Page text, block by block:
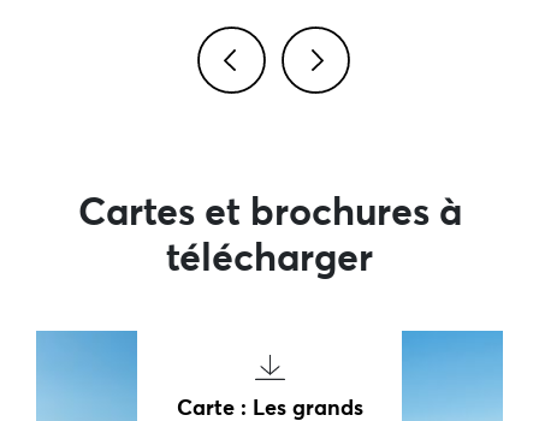
Cartes et brochures à
télécharger
Carte : Les grands